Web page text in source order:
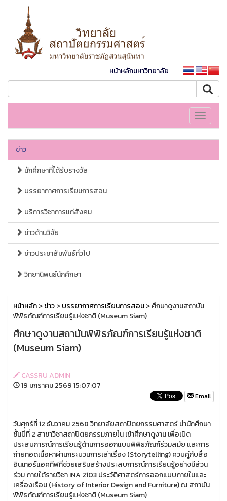
หน้าหลักมหาวิทยาลัย
Toggle
ข่าว
นักศึกษาที่ได้รับรางวัล
บรรยากาศการเรียนการสอน
บริการวิชาการแก่สังคม
ข่าวด้านวิจัย
ข่าวประชาสัมพันธ์ทั่วไป
วิทยานิพนธ์นักศึกษา
หน้าหลัก>ข่าว>บรรยากาศการเรียนการสอน> ศึกษาดูงานสถาบัน
พิพิธภัณฑ์การเรียนรู้แห่งชาติ (Museum Siam)
ศึกษาดูงานสถาบันพิพิธภัณฑ์การเรียนรู้แห่งชาติ
(Museum Siam)
CASSRU ADMIN
19 มกราคม 2569 15:07:07
Email
วันศุกร์ที่ 12 ธันวาคม 2568 วิทยาลัยสถาปัตยกรรมศาสตร์ นำนักศึกษา
ชั้นปีที่ 2 สาขาวิชาสถาปัตยกรรมภายใน เข้าศึกษาดูงาน เพื่อเปิด
ประสบการณ์การเรียนรู้ด้านการออกแบบพิพิธภัณฑ์ร่วมสมัย และการ
ถ่ายทอดเนื้อหาผ่านกระบวนการเล่าเรื่อง (Storytelling) ควบคู่กับสื่อ
อินเทอร์แอคทีฟที่ช่วยเสริมสร้างประสบการณ์การเรียนรู้อย่างมีส่วน
ร่วม ภายใต้รายวิชา INA 2103 ประวัติศาสตร์การออกแบบภายในและ
เครื่องเรือน (History of Interior Design and Furniture) ณ สถาบัน
พิพิธภัณฑ์การเรียนรู้แห่งชาติ (Museum Siam)